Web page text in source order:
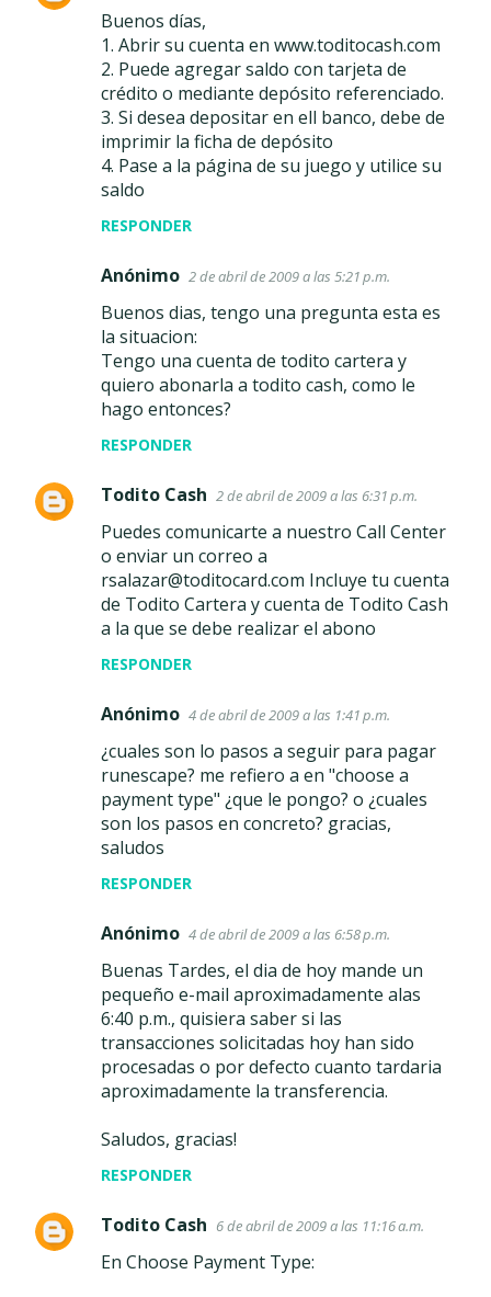
Buenos días,
1. Abrir su cuenta en www.toditocash.com
2. Puede agregar saldo con tarjeta de
crédito o mediante depósito referenciado.
3. Si desea depositar en ell banco, debe de
imprimir la ficha de depósito
4. Pase a la página de su juego y utilice su
saldo
RESPONDER
Anónimo 2 de abril de 2009 a las 5:21 p.m.
Buenos dias, tengo una pregunta esta es
la situacion:
Tengo una cuenta de todito cartera y
quiero abonarla a todito cash, como le
hago entonces?
RESPONDER
Todito Cash 2 de abril de 2009 a las 6:31 p.m.
Puedes comunicarte a nuestro Call Center
o enviar un correo a
rsalazar@toditocard.com Incluye tu cuenta
de Todito Cartera y cuenta de Todito Cash
a la que se debe realizar el abono
RESPONDER
Anónimo 4 de abril de 2009 a las 1:41 p.m.
¿cuales son lo pasos a seguir para pagar
runescape? me refiero a en "choose a
payment type" ¿que le pongo? o ¿cuales
son los pasos en concreto? gracias,
saludos
RESPONDER
Anónimo 4 de abril de 2009 a las 6:58 p.m.
Buenas Tardes, el dia de hoy mande un
pequeño e-mail aproximadamente alas
6:40 p.m., quisiera saber si las
transacciones solicitadas hoy han sido
procesadas o por defecto cuanto tardaria
aproximadamente la transferencia.
Saludos, gracias!
RESPONDER
Todito Cash 6 de abril de 2009 a las 11:16 a.m.
En Choose Payment Type: